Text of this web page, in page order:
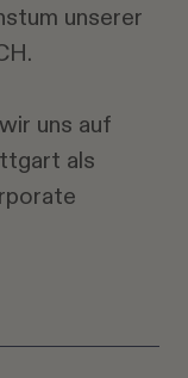
unserer
uns auf
als